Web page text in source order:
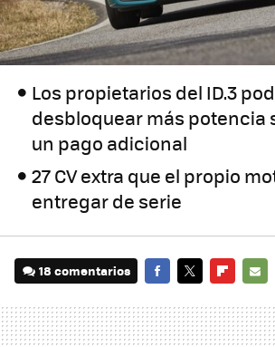
Los propietarios del ID.3
desbloquear más potencia
un pago adicional
27 CV extra que el propio
entregar de serie
18 comentarios
MAIL